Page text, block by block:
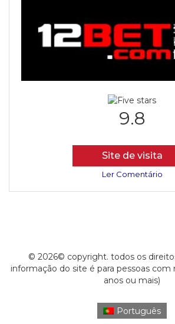
9.8
Site de visita
Ler Comentário
© 2026© copyright. todos os
informação do site é para pessoas com
anos ou mais)
Português